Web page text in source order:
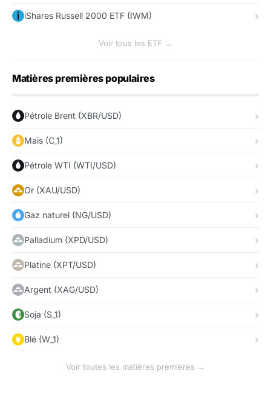
iShares Russell 2000 ETF (IWM)
Voir tous les ETF →
Matières premières populaires
Pétrole Brent (XBR/USD)
Maïs (C_1)
Pétrole WTI (WTI/USD)
Or (XAU/USD)
Gaz naturel (NG/USD)
Palladium (XPD/USD)
Platine (XPT/USD)
Argent (XAG/USD)
Soja (S_1)
Blé (W_1)
Voir toutes les matières premières →